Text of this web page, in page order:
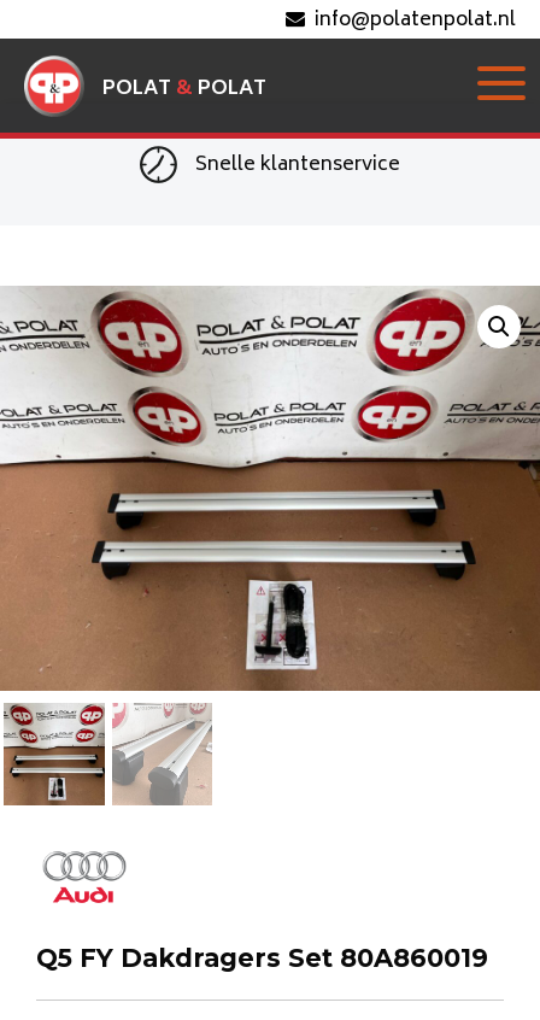
info@polatenpolat.nl
POLAT & POLAT
Snelle klantenservice
Q5 FY Dakdragers Set 80A860019